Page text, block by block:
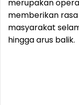
merupakan
memberikan
masyarakat
hingga arus balik.